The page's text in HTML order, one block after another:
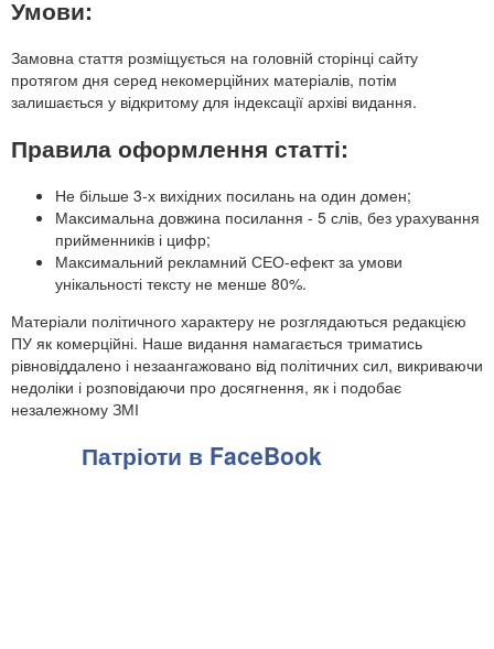
Умови:
Замовна стаття розміщується на головній сторінці сайту
протягом дня серед некомерційних матеріалів, потім
залишається у відкритому для індексації архіві видання.
Правила оформлення статті:
Не більше 3-х вихідних посилань на один домен;
Максимальна довжина посилання - 5 слів, без урахування
прийменників і цифр;
Максимальний рекламний СЕО-ефект за умови
унікальності тексту не менше 80%.
Матеріали політичного характеру не розглядаються редакцією
ПУ як комерційні. Наше видання намагається триматись
рівновіддалено і незаангажовано від політичних сил, викриваючи
недоліки і розповідаючи про досягнення, як і подобає
незалежному ЗМІ
Патріоти в FaceBook